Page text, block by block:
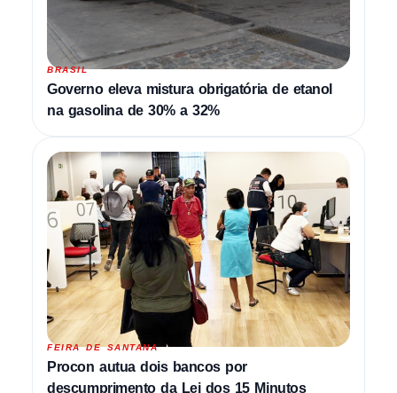
BRASIL
Governo eleva mistura obrigatória de etanol
na gasolina de 30% a 32%
FEIRA DE SANTANA
Procon autua dois bancos por
descumprimento da Lei dos 15 Minutos